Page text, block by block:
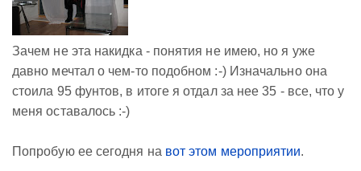
Зачем не эта накидка - понятия не имею, но я уже
давно мечтал о чем-то подобном :-) Изначально она
стоила 95 фунтов, в итоге я отдал за нее 35 - все, что у
меня оставалось :-)
Попробую ее сегодня на вот этом мероприятии.